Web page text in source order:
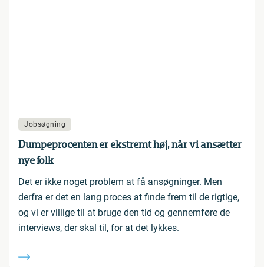
Jobsøgning
Dumpeprocenten er ekstremt høj, når vi ansætter
nye folk
Det er ikke noget problem at få ansøgninger. Men
derfra er det en lang proces at finde frem til de rigtige,
og vi er villige til at bruge den tid og gennemføre de
interviews, der skal til, for at det lykkes.